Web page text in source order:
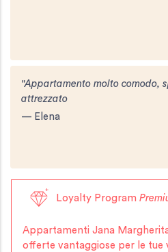
"Appartamento molto comodo,
attrezzato
— Elena
Loyalty Program
Appartamenti Jana
offerte vantaggiose per le tue